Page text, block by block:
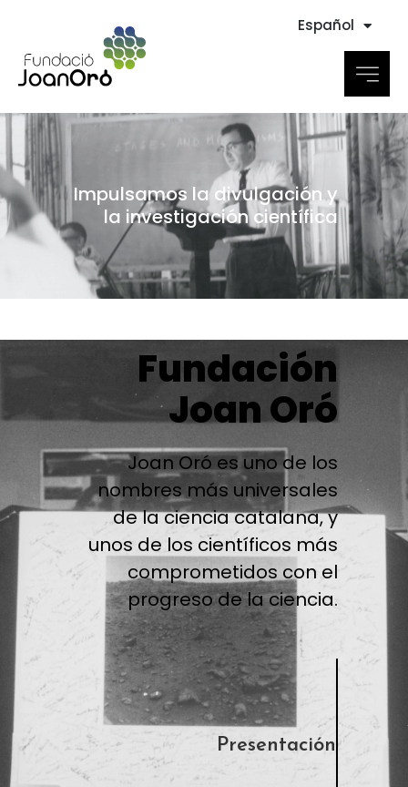
Español
Impulsamos la divulgación y
la investigación científica
Fundación
Joan Oró
Joan Oró es uno de los
nombres más universales
de la ciencia catalana, y
unos de los científicos más
comprometidos con el
progreso de la ciencia.
Presentación